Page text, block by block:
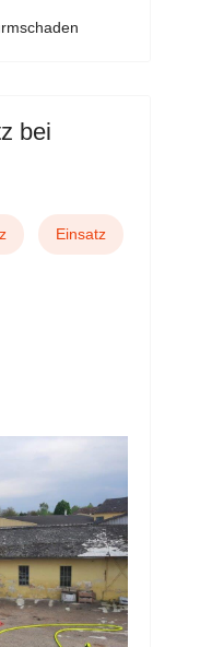
bei
Einsatz